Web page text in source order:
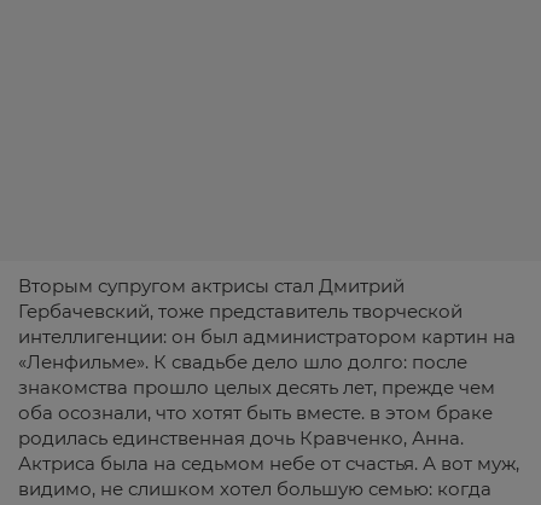
Вторым супругом актрисы стал Дмитрий
Гербачевский, тоже представитель творческой
интеллигенции: он был администратором картин на
«Ленфильме». К свадьбе дело шло долго: после
знакомства прошло целых десять лет, прежде чем
оба осознали, что хотят быть вместе. в этом браке
родилась единственная дочь Кравченко, Анна.
Актриса была на седьмом небе от счастья. А вот муж,
видимо, не слишком хотел большую семью: когда